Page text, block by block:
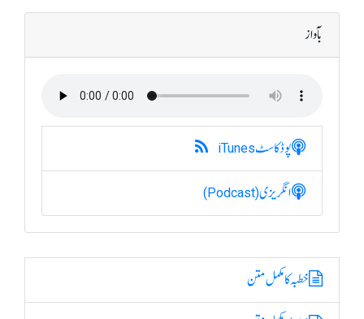
بآواز
پوڈکاسٹiTunes
انگریزی(Podcast)
خطبہ کا مکمل متن